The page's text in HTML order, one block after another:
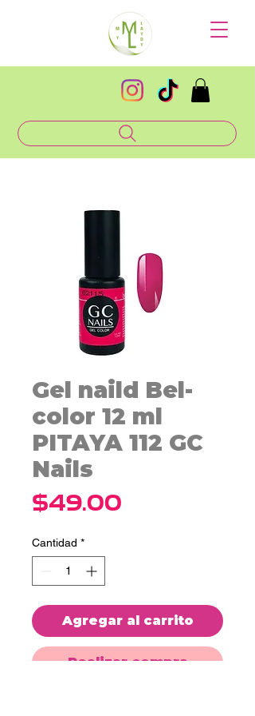
Gel naild Bel-
color 12 ml
PITAYA 112 GC
Nails
$49.00
Cantidad *
Agregar al carrito
Realizar compra